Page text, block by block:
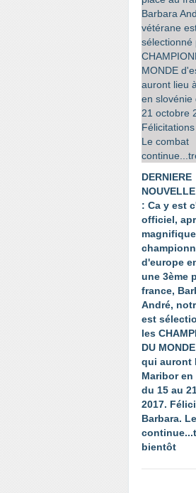
DERNIERE
: Ca y est
officiel,
magnifique
d'europe
une 3ème
france,
André,
est
les
DU
qui auront
Maribor
du 15 au
2017.
Barbara.
bientôt